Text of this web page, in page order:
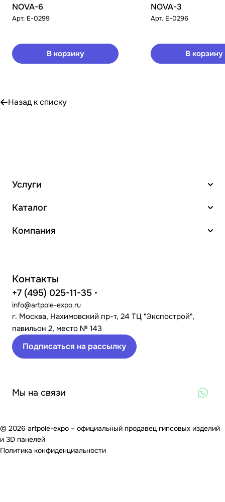
NOVA-6
Арт. E-0299
В корзину
NOVA-3
Арт. E-0296
В корзину
Назад к списку
Услуги
Каталог
Компания
Контакты
+7 (495) 025-11-35
info@artpole-expo.ru
г. Москва, Нахимовский пр-т, 24 ТЦ "Экспострой",
павильон 2, место № 143
Подписаться на рассылку
Мы на связи
© 2026 artpole-expo – официальный продавец гипсовых изделий
и 3D панелей
Политика конфиденциальности